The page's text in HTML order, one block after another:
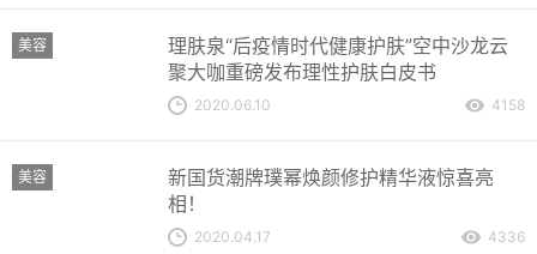
美容
理肤泉“后疫情时代健康护肤”空中沙龙云
聚大咖重磅发布理性护肤白皮书
2020.06.10 4158
美容
新国货潮牌璞幂焕颜修护精华液惊喜亮
相！
2020.04.17 4336